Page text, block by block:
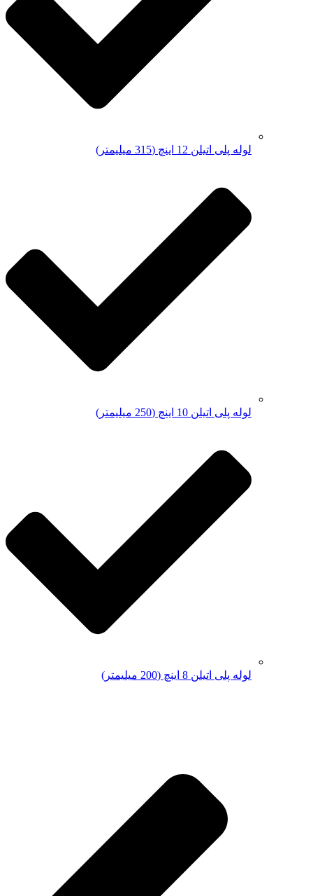
لوله پلی اتیلن 12 اینچ (315 میلیمتر)
لوله پلی اتیلن 10 اینچ (250 میلیمتر)
لوله پلی اتیلن 8 اینچ (200 میلیمتر)